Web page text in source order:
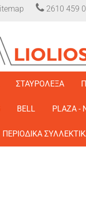
2610 459
ΣΤΑΥΡΟΛΕΞΑ
BELL PLAZA -
ΠΕΡΙΟΔΙΚΑ